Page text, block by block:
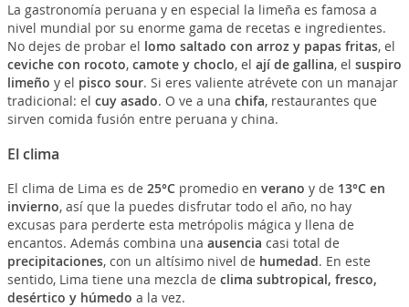
La gastronomía peruana y en especial la limeña es famosa a
nivel mundial por su enorme gama de recetas e ingredientes.
No dejes de probar el lomo saltado con arroz y papas fritas, el
ceviche con rocoto, camote y choclo, el ají de gallina, el suspiro
limeño y el pisco sour. Si eres valiente atrévete con un manajar
tradicional: el cuy asado. O ve a una chifa, restaurantes que
sirven comida fusión entre peruana y china.
El clima
El clima de Lima es de 25°C promedio en verano y de 13°C en
invierno, así que la puedes disfrutar todo el año, no hay
excusas para perderte esta metrópolis mágica y llena de
encantos. Además combina una ausencia casi total de
precipitaciones, con un altísimo nivel de humedad. En este
sentido, Lima tiene una mezcla de clima subtropical, fresco,
desértico y húmedo a la vez.